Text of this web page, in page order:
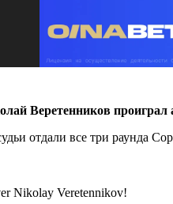
Веретенников
отдали все три раунда
Nikolay Veretennikov!